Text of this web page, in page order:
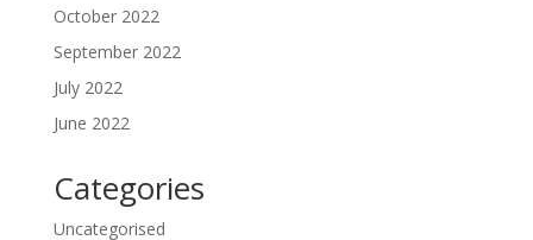
October 2022
September 2022
July 2022
June 2022
Categories
Uncategorised